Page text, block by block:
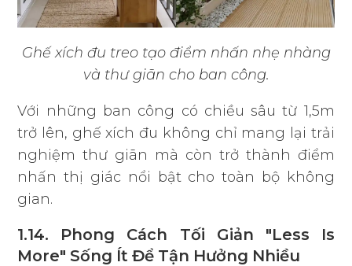
Ghế xích đu treo tạo điểm nhấn nhẹ nhàng
và thư giãn cho ban công.
Với những ban công có chiều sâu từ 1,5m
trở lên, ghế xích đu không chỉ mang lại trải
nghiệm thư giãn mà còn trở thành điểm
nhấn thị giác nổi bật cho toàn bộ không
gian.
1.14. Phong Cách Tối Giản "Less Is
More" Sống Ít Để Tận Hưởng Nhiều